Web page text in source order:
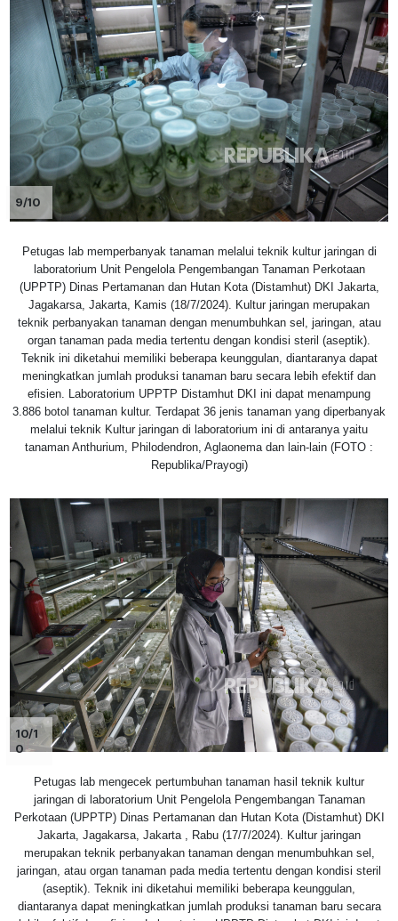
9/10
Petugas lab memperbanyak tanaman melalui teknik kultur jaringan di
laboratorium Unit Pengelola Pengembangan Tanaman Perkotaan
(UPPTP) Dinas Pertamanan dan Hutan Kota (Distamhut) DKI Jakarta,
Jagakarsa, Jakarta, Kamis (18/7/2024). Kultur jaringan merupakan
teknik perbanyakan tanaman dengan menumbuhkan sel, jaringan, atau
organ tanaman pada media tertentu dengan kondisi steril (aseptik).
Teknik ini diketahui memiliki beberapa keunggulan, diantaranya dapat
meningkatkan jumlah produksi tanaman baru secara lebih efektif dan
efisien. Laboratorium UPPTP Distamhut DKI ini dapat menampung
3.886 botol tanaman kultur. Terdapat 36 jenis tanaman yang diperbanyak
melalui teknik Kultur jaringan di laboratorium ini di antaranya yaitu
tanaman Anthurium, Philodendron, Aglaonema dan lain-lain (FOTO :
Republika/Prayogi)
10/1
0
Petugas lab mengecek pertumbuhan tanaman hasil teknik kultur
jaringan di laboratorium Unit Pengelola Pengembangan Tanaman
Perkotaan (UPPTP) Dinas Pertamanan dan Hutan Kota (Distamhut) DKI
Jakarta, Jagakarsa, Jakarta , Rabu (17/7/2024). Kultur jaringan
merupakan teknik perbanyakan tanaman dengan menumbuhkan sel,
jaringan, atau organ tanaman pada media tertentu dengan kondisi steril
(aseptik). Teknik ini diketahui memiliki beberapa keunggulan,
diantaranya dapat meningkatkan jumlah produksi tanaman baru secara